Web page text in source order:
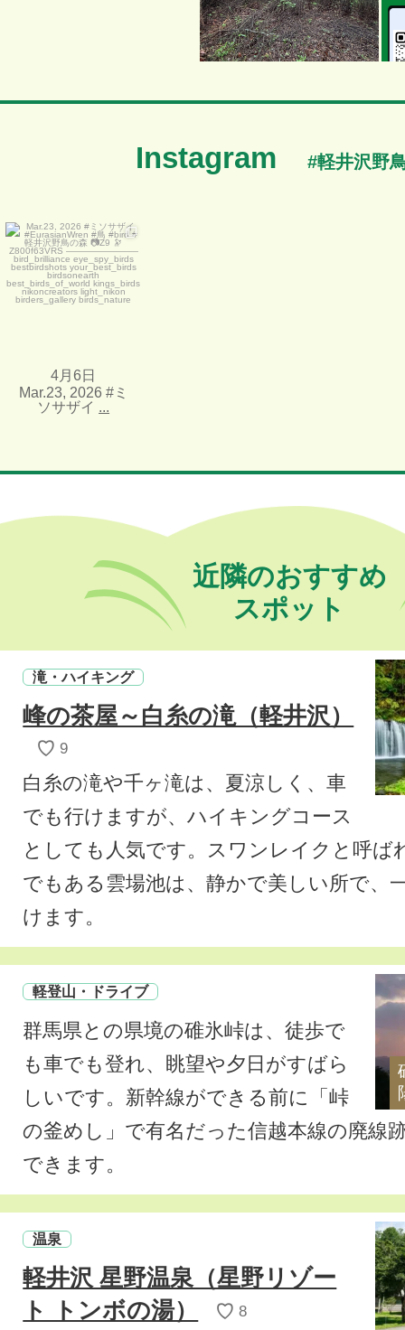
Instagram #軽井沢野
Mar.23, 2026 #ミソサザ
イ...
4月 6 日
6236 63
4月6日
Mar.23, 2026 #ミ
ソサザイ ...
近隣のおすすめ
スポット
滝・ハイキング
峰の茶屋～白糸の滝（軽井沢）
♡ 9
白糸の滝や千ヶ滝は、夏涼しく、車
でも行けますが、ハイキングコース
としても人気です。スワンレイクと呼ば
でもある雲場池は、静かで美しい所で、
けます。
軽登山・ドライブ
群馬県との県境の碓氷峠は、徒歩で
も車でも登れ、眺望や夕日がすばら
しいです。新幹線ができる前に「峠
の釜めし」で有名だった信越本線の廃線
できます。
温泉
軽井沢 星野温泉（星野リゾー
ト トンボの湯）
♡ 8